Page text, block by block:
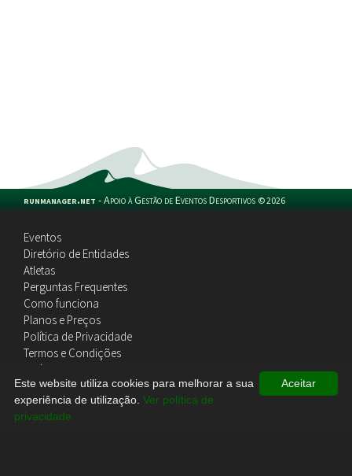
runmanager.net -Apoio à Gestão de Eventos Desportivos ©2026
Eventos
Diretório de Entidades
Atletas
Perguntas Frequentes
Como funciona
Planos e Preços
Política de Privacidade
Termos e Condições
Política de Cookies
Contactos
Aceitar
Este website utiliza cookies para melhorar a sua
experiência de utilização. Ver política de
privacidade